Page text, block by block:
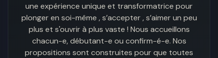
une expérience unique et transformatrice pour
plonger en soi-même , s’accepter , s’aimer un peu
plus et s'ouvrir à plus vaste ! Nous accueillons
chacun-e, débutant-e ou confirm-é-e. Nos
propositions sont construites pour que toutes